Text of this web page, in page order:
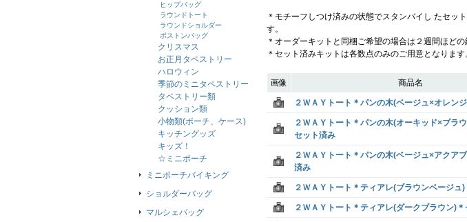
＊モチーフしつけ済みの状態でスタンバイし たセッ
す。
＊オーダーキットと同梱ご希望の場合は２週間ほどの
＊セット済みキットは各数点のみのご用意となりま
画像 商品名
２ＷＡＹトート＊パンの木(ベージュ×オレン
２ＷＡＹトート＊パンの木(オーキッド×ブラ
セット済み
２ＷＡＹトート＊パンの木(ベージュ×アクア
済み
２ＷＡＹトート＊ティアレ(ブラウンベージュ
２ＷＡＹトート＊ティアレ(ダークブラウン)
ヒップバッグ
ラウンドトート
ラウンドショルダー
ボストンバッグ
クリスマス
お正月タペストリー
ハロウィン
季節のミニタペストリー
タペストリー類
クッション類
小物類(ポーチ、ケース)
キッチングッズ
キッズ！
☆ミニポーチ
ミニポーチバイキング
ショルダーバッグ
マルシェバッグ